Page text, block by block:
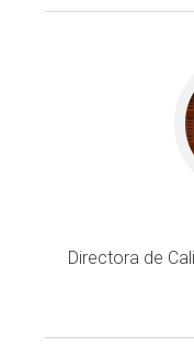
Directora de